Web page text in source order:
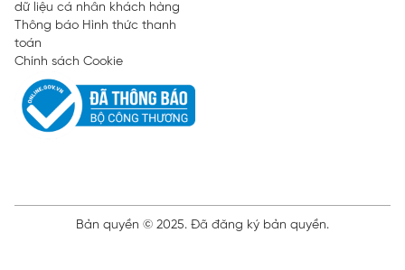
dữ liệu cá nhân khách hàng
Thông báo Hình thức thanh
toán
Chính sách Cookie
Bản quyền © 2025. Đã đăng ký bản quyền.